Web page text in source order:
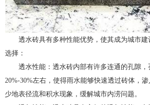
透水砖具有多种性能优势，使其成为城市建
选择：
透水性能：透水砖内部有许多连通的孔隙，
20%-30%左右，使得雨水能够快速透过砖体，
少地表径流和积水现象，缓解城市内涝问题。